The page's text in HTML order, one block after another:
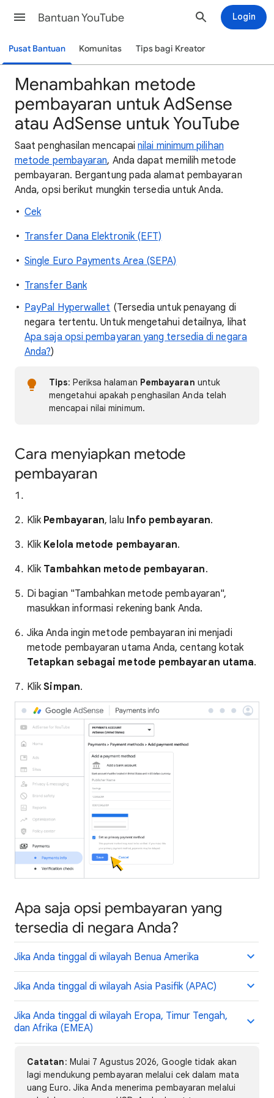
Bantuan YouTube Login
Pusat Bantuan Komunitas Tips bagi Kreator
Menambahkan metode
pembayaran untuk AdSense
atau AdSense untuk YouTube
Saat penghasilan mencapainilai minimum pilihan
metode pembayaran, Anda dapat memilih metode
pembayaran. Bergantung pada alamat pembayaran
Anda, opsi berikut mungkin tersedia untuk Anda.
Cek
Transfer Dana Elektronik (EFT)
Single Euro Payments Area (SEPA)
Transfer Bank
PayPal Hyperwallet (Tersedia untuk penayang di
negara tertentu. Untuk mengetahui detailnya, lihat
Apa saja opsi pembayaran yang tersedia di negara
Anda?)
Tips: Periksa halaman Pembayaran untuk
mengetahui apakah penghasilan Anda telah
mencapai nilai minimum.
Cara menyiapkan metode
pembayaran
Klik Pembayaran, lalu Info pembayaran.
Klik Kelola metode pembayaran.
Klik Tambahkan metode pembayaran.
Di bagian "Tambahkan metode pembayaran",
masukkan informasi rekening bank Anda.
Jika Anda ingin metode pembayaran ini menjadi
metode pembayaran utama Anda, centang kotak
Tetapkan sebagai metode pembayaran utama.
KlikSimpan.
Apa saja opsi pembayaran yang
tersedia di negara Anda?
Jika Anda tinggal di wilayah Benua Amerika
Jika Anda tinggal di wilayah Asia Pasifik (APAC)
Jika Anda tinggal di wilayah Eropa, Timur Tengah,
dan Afrika (EMEA)
Catatan: Mulai 7 Agustus 2026, Google tidak akan
lagi mendukung pembayaran melalui cek dalam mata
uang Euro. Jika Anda menerima pembayaran melalui